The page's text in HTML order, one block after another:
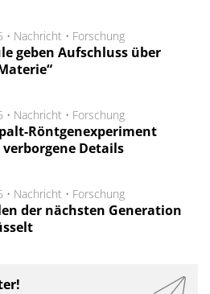
• Nachricht • Forschung
geben Aufschluss über
• Nachricht • Forschung
Röntgenexperiment
Details
• Nachricht • Forschung
der nächsten Generation